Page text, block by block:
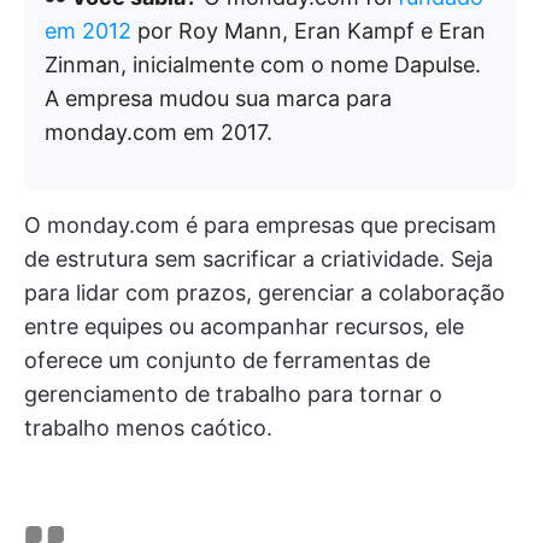
em 2012 por Roy Mann, Eran Kampf e Eran
Zinman, inicialmente com o nome Dapulse.
A empresa mudou sua marca para
monday.com em 2017.
O monday.com é para empresas que precisam
de estrutura sem sacrificar a criatividade. Seja
para lidar com prazos, gerenciar a colaboração
entre equipes ou acompanhar recursos, ele
oferece um conjunto de ferramentas de
gerenciamento de trabalho para tornar o
trabalho menos caótico.